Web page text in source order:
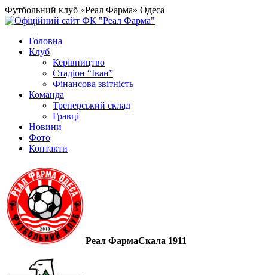
Футбольний клуб «Реал Фарма» Одеса
Головна
Клуб
Керівництво
Стадіон “Іван”
Фінансова звітність
Команда
Тренерський склад
Гравці
Новини
Фото
Контакти
Реал ФармаСкала 1911